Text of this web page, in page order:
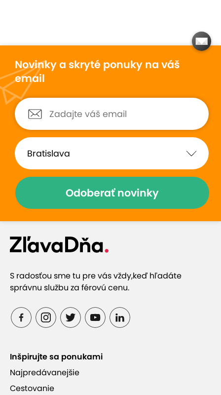
Novinky a skryté ponuky na váš
email
Odoberať novinky
S radosťou sme tu pre vás vždy,keď hľadáte
správnu službu za férovú cenu.
Inšpirujte sa ponukami
Najpredávanejšie
Cestovanie